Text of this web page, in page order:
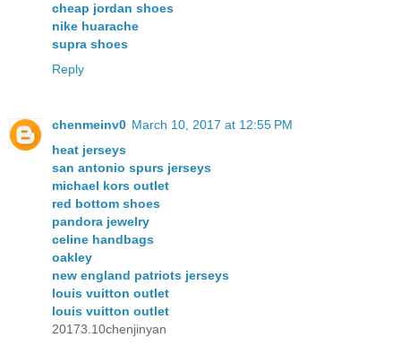
cheap jordan shoes
nike huarache
supra shoes
Reply
chenmeinv0 March 10, 2017 at 12:55 PM
heat jerseys
san antonio spurs jerseys
michael kors outlet
red bottom shoes
pandora jewelry
celine handbags
oakley
new england patriots jerseys
louis vuitton outlet
louis vuitton outlet
20173.10chenjinyan